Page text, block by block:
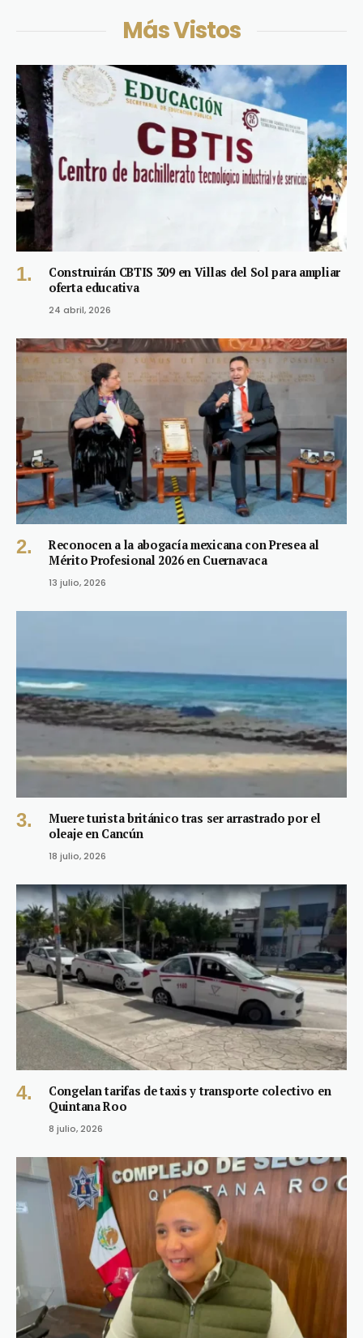
Más Vistos
Construirán CBTIS 309 en Villas del Sol para ampliar
oferta educativa
24 abril, 2026
Reconocen a la abogacía mexicana con Presea al
Mérito Profesional 2026 en Cuernavaca
13 julio, 2026
Muere turista británico tras ser arrastrado por el
oleaje en Cancún
18 julio, 2026
Congelan tarifas de taxis y transporte colectivo en
Quintana Roo
8 julio, 2026